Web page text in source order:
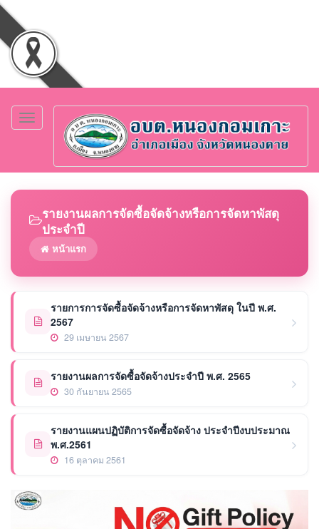
Toggle
navigation
รายงานผลการจัดซื้อจัดจ้างหรือการจัดหาพัสดุ
ประจำปี
หน้าแรก
รายการการจัดซื้อจัดจ้างหรือการจัดหาพัสดุ ในปี พ.ศ.
2567
29 เมษายน 2567
รายงานผลการจัดซื้อจัดจ้างประจำปี พ.ศ. 2565
30 กันยายน 2565
รายงานแผนปฏิบัติการจัดซื้อจัดจ้าง ประจำปีงบประมาณ
พ.ศ.2561
16 ตุลาคม 2561